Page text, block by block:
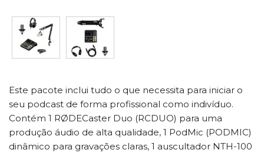
Este pacote inclui tudo o que necessita para iniciar o
seu podcast de forma profissional como indivíduo.
Contém 1 RØDECaster Duo (RCDUO) para uma
produção áudio de alta qualidade, 1 PodMic (PODMIC)
dinâmico para gravações claras, 1 auscultador NTH-100